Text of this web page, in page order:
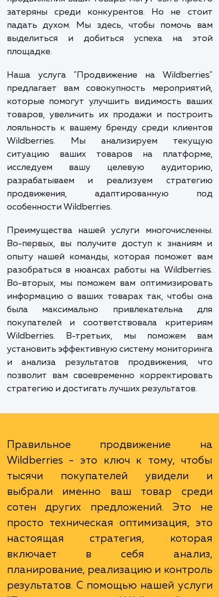
Wildberries - это огромная маркетплейс,
тысячи брендов борются за
потребителей. Без правильной
затеряны среди конкурентов. Но не
падать духом. Мы здесь, чтобы помочь
выделиться и добиться успеха на
площадке.
Наша услуга "Продвижение на
предлагает вам совокупность
которые помогут улучшить видимость
лояльность к вашему бренду среди
ситуацию ваших товаров на
исследуем вашу целевую
разрабатываем и реализуем
продвижения, адаптированную
особенности Wildberries.
Преимущества нашей услуги
Во-первых, вы получите доступ к
опыту нашей команды, которая поможет
разобраться в нюансах работы на
Во-вторых, мы поможем вам
информацию о ваших товарах так, чтобы
установить эффективную систему
и анализа результатов продвижения,
позволит вам своевременно
стратегию и достигать лучших результатов.
Правильное продвижение
Wildberries - это ключ к тому,
тысячи покупателей